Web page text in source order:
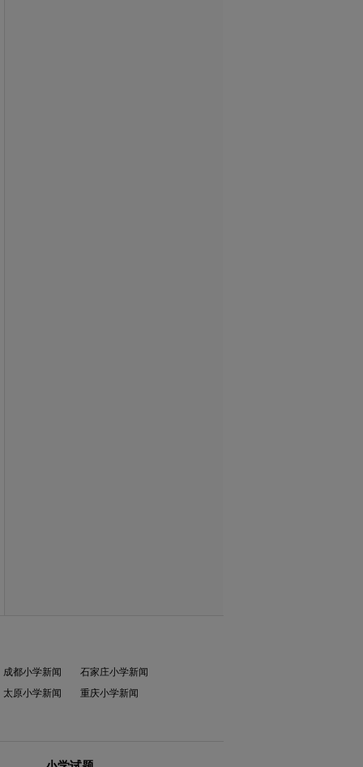
成都小学新闻
石家庄小学新闻
太原小学新闻
重庆小学新闻